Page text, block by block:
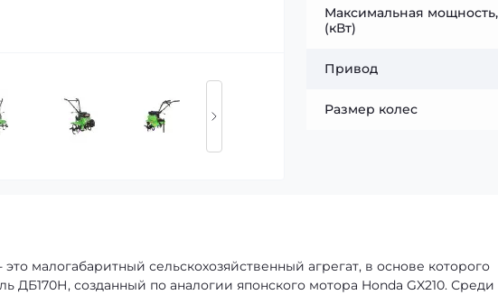
Максимальная мощность,
(кВт)
Привод
Размер колес
малогабаритный сельскохозяйственный агрегат, в основе которого
ДБ170Н, созданный по аналогии японского мотора Honda GX210. Среди